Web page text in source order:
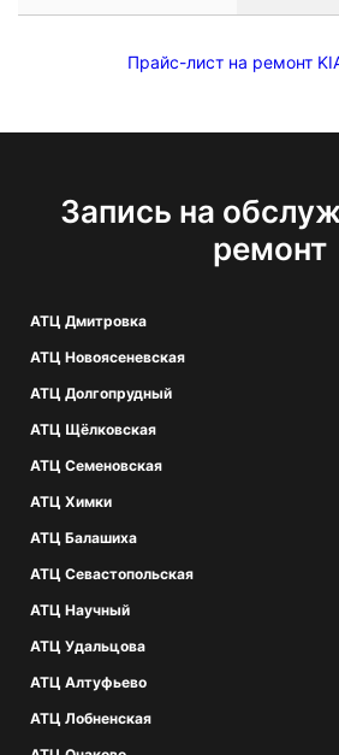
Прайс-лист на ремонт
Запись на
ремонт
АТЦ Дмитровка
АТЦ Новоясеневская
АТЦ Долгопрудный
АТЦ Щёлковская
АТЦ Семеновская
АТЦ Химки
АТЦ Балашиха
АТЦ Севастопольская
АТЦ Научный
АТЦ Удальцова
АТЦ Алтуфьево
АТЦ Лобненская